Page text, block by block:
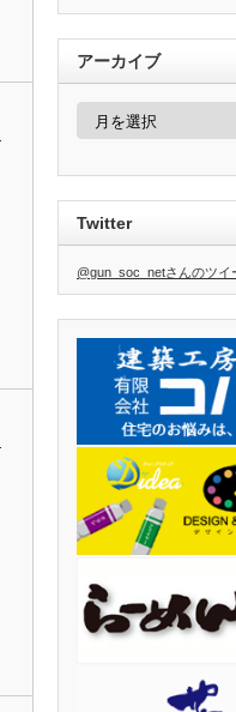
アーカイブ
ア
ブ
Twitter
@gun_soc_netさんのツイ